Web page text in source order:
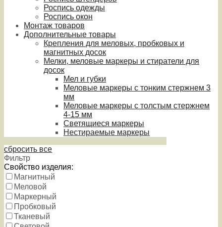
Роспись одежды
Роспись окон
Монтаж товаров
Дополнительные товары
Крепления для меловых, пробковых и
магнитных досок
Мелки, меловые маркеры и стиратели для
досок
Мел и губки
Меловые маркеры с тонким стержнем 3
мм
Меловые маркеры с толстым стержнем
4-15 мм
Светящиеся маркеры
Нестираемые маркеры
сбросить все
Фильтр
Свойство изделия:
Магнитный
Меловой
Маркерный
Пробковый
Тканевый